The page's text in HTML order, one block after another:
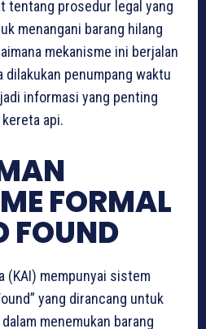
tentang prosedur legal yang
menangani barang hilang
mekanisme ini berjalan
dilakukan penumpang waktu
informasi yang penting
api.
FORMAL
FOUND
(KAI) mempunyai sistem
yang dirancang untuk
menemukan barang